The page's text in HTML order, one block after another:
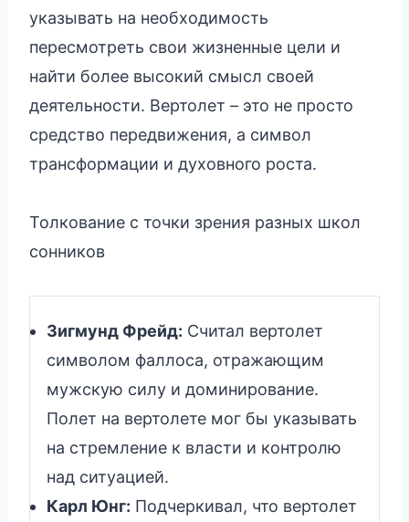
указывать на необходимость
пересмотреть свои жизненные цели и
найти более высокий смысл своей
деятельности. Вертолет – это не просто
средство передвижения, а символ
трансформации и духовного роста.
Толкование с точки зрения разных школ
сонников
Зигмунд Фрейд: Считал вертолет
символом фаллоса, отражающим
мужскую силу и доминирование.
Полет на вертолете мог бы указывать
на стремление к власти и контролю
над ситуацией.
Карл Юнг: Подчеркивал, что вертолет